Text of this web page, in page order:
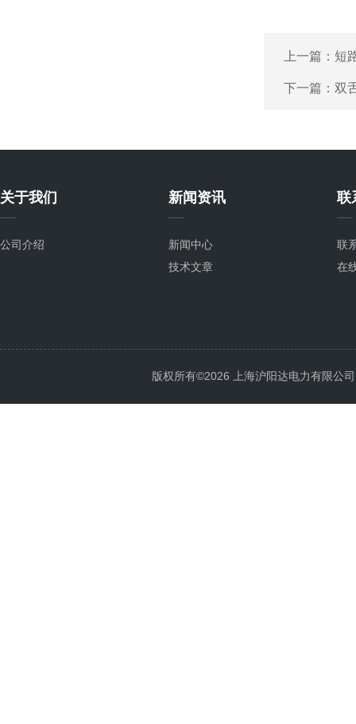
上一篇： 短
下一篇： 双
关于我们
公司介绍
新闻资讯
新闻中心
技术文章
联
联
在
版权所有©2026 上海沪阳达电力有限公